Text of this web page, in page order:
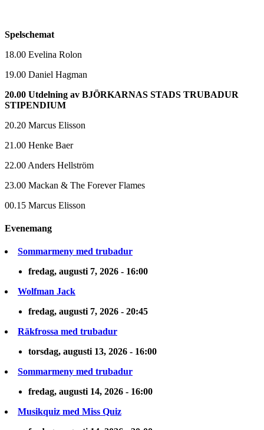
Spelschemat
18.00 Evelina Rolon
19.00 Daniel Hagman
20.00 Utdelning av BJÖRKARNAS STADS TRUBADUR
STIPENDIUM
20.20 Marcus Elisson
21.00 Henke Baer
22.00 Anders Hellström
23.00 Mackan & The Forever Flames
00.15 Marcus Elisson
Evenemang
Sommarmeny med trubadur
fredag, augusti 7, 2026 - 16:00
Wolfman Jack
fredag, augusti 7, 2026 - 20:45
Räkfrossa med trubadur
torsdag, augusti 13, 2026 - 16:00
Sommarmeny med trubadur
fredag, augusti 14, 2026 - 16:00
Musikquiz med Miss Quiz